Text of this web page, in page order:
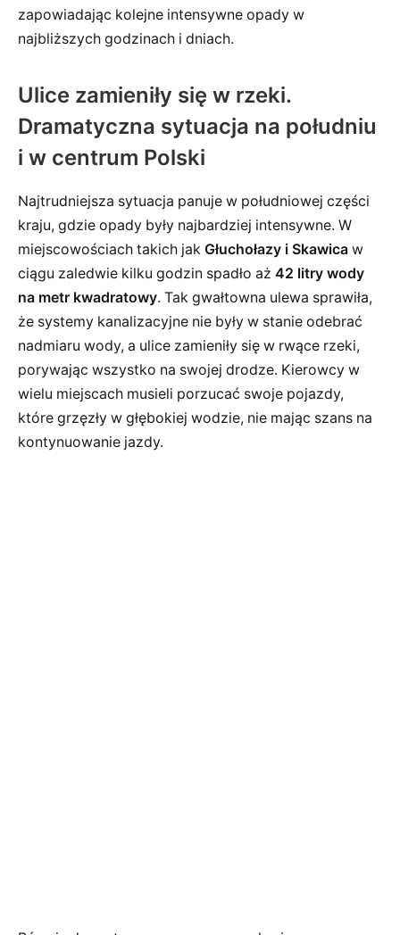
zapowiadając kolejne intensywne opady w
najbliższych godzinach i dniach.
Ulice zamieniły się w rzeki.
Dramatyczna sytuacja na południu
i w centrum Polski
Najtrudniejsza sytuacja panuje w południowej części
kraju, gdzie opady były najbardziej intensywne. W
miejscowościach takich jak Głuchołazy i Skawica w
ciągu zaledwie kilku godzin spadło aż 42 litry wody
na metr kwadratowy. Tak gwałtowna ulewa sprawiła,
że systemy kanalizacyjne nie były w stanie odebrać
nadmiaru wody, a ulice zamieniły się w rwące rzeki,
porywając wszystko na swojej drodze. Kierowcy w
wielu miejscach musieli porzucać swoje pojazdy,
które grzęzły w głębokiej wodzie, nie mając szans na
kontynuowanie jazdy.